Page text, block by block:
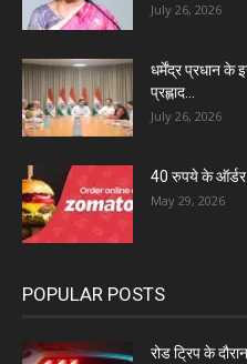
July 26, 2026
धर्मेंद्र प्रधान के
प्रह्लाद...
July 26, 2026
40 रुपये के ऑर्डर
May 29, 2026
POPULAR POSTS
रोड ट्रिप के